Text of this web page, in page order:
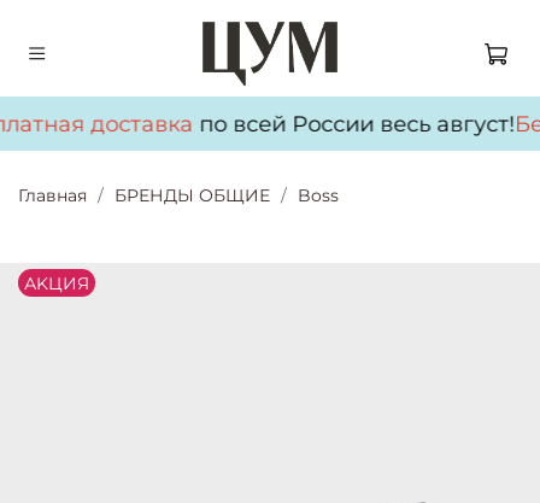
доставкапо всей России весь август!
Главная БРЕНДЫ ОБЩИЕ Boss
АKЦИЯ